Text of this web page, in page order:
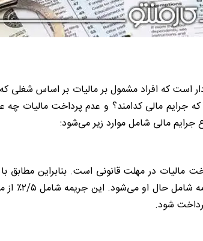
است که افراد مشمول بر مالیات بر اساس شغلی که
جرایم مالی کدامند؟ و عدم پرداخت مالیات چه
جرایم مالی شامل موارد زیر می‌شود:
مالیات در مهلت قانونی است. بنابراین مطابق
مالیات خود را در مدت
شود.